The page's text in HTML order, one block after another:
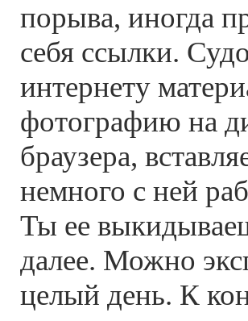
порыва, иногда
себя ссылки.
интернету
фотографию на
браузера,
немного с ней
Ты ее
далее. Можно
целый день. К